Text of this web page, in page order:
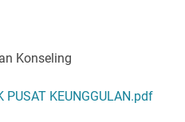
Konseling
PUSAT KEUNGGULAN.pdf